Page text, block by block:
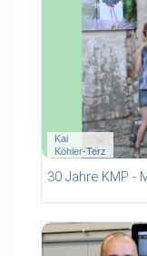
Kai
Köhler-Terz
09:38 duration